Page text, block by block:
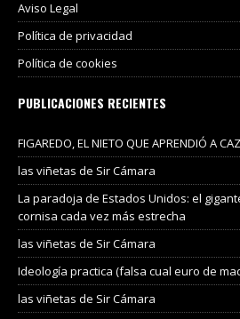
Aviso Legal
Política de privacidad
Política de cookies
PUBLICACIONES RECIENTES
FIGAREDO, EL NIETO QUE APRENDIÓ A
las viñetas de Sir Cámara
La paradoja de Estados Unidos: el
cornisa cada vez más estrecha
las viñetas de Sir Cámara
Ideología practica (falsa cual euro de
las viñetas de Sir Cámara